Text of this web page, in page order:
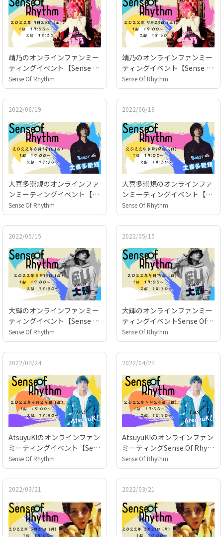
靖乃のオンラインファンミー
ティングイベント【Sense Of
Rhythm】アフタートーク
Sense Of Rhythm
靖乃のオンラインファンミー
ティングイベント【Sense Of
Rhythm】
Sense Of Rhythm
2022/06/19
大喜多崇規のオンラインファ
ンミーティングイベント【Se
nse Of Rhythm】アフタート
ーク
Sense Of Rhythm
2022/06/19
大喜多崇規のオンラインファ
ンミーティングイベント【Se
nse Of Rhythm】
Sense Of Rhythm
2022/05/15
大輝のオンラインファンミー
ティングイベント【Sense Of
Rhythm】アフタートーク
Sense Of Rhythm
2022/05/15
大輝のオンラインファンミー
ティングイベントSense Of R
hythm
Sense Of Rhythm
2022/04/24
AtsuyuK!のオンラインファン
ミーティングイベント【Sens
e Of Rhythm】アフタートー
ク
Sense Of Rhythm
2022/04/24
AtsuyuK!のオンラインファン
ミーティングSense Of Rhyth
m
Sense Of Rhythm
2022/03/21 2022/03/21